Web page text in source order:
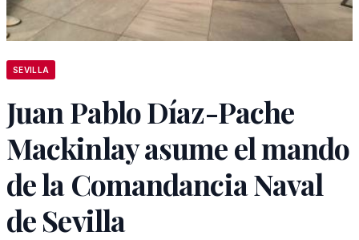
SEVILLA
Juan Pablo Díaz-Pache
Mackinlay asume el mando
de la Comandancia Naval
de Sevilla